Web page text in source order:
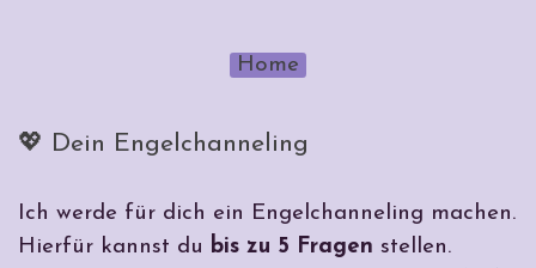
Home
💖 Dein Engelchanneling
Ich werde für dich ein Engelchanneling machen.
Hierfür kannst du bis zu 5 Fragen stellen.